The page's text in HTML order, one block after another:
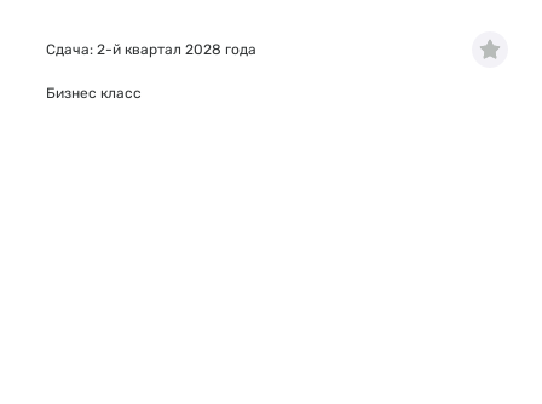
Сдача: 2-й квартал 2028 года
Бизнес класс